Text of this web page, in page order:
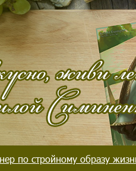
по стройному образу